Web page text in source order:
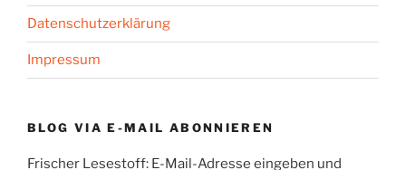
Datenschutzerklärung
Impressum
BLOG VIA E-MAIL ABONNIEREN
Frischer Lesestoff: E-Mail-Adresse eingeben und